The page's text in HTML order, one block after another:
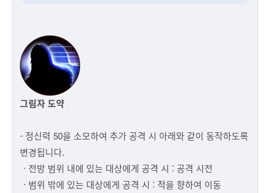
그림자 도약
- 정신력 50을 소모하여 추가 공격 시 아래와 같이 동작하도록
변경됩니다.
ㆍ전방 범위 내에 있는 대상에게 공격 시 : 공격 시전
ㆍ범위 밖에 있는 대상에게 공격 시 : 적을 향하여 이동